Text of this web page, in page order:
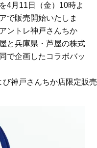
4月11日（金）10時よ
で販売開始いたしま
ントレ神戸さんちか
と兵庫県・芦屋の株式
で企画したコラボバッ
神戸さんちか店限定販売